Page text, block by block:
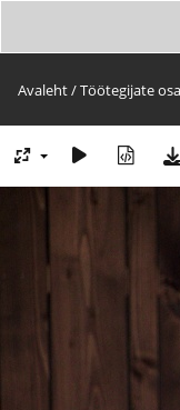
Avaleht/Töötegijate